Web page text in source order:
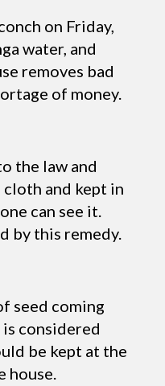
on Friday,
water, and
removes bad
of money.
the law and
and kept in
can see it.
by this remedy.
seed coming
considered
be kept at the
house.